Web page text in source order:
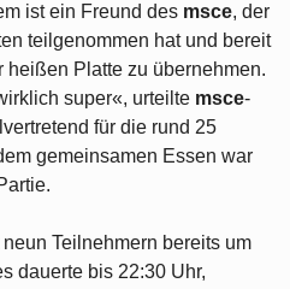
ist ein Freund des msce, der
teilgenommen hat und bereit
heißen Platte zu übernehmen.
super«, urteilte msce-
für die rund 25
gemeinsamen Essen war
Teilnehmern bereits um
dauerte bis 22:30 Uhr,